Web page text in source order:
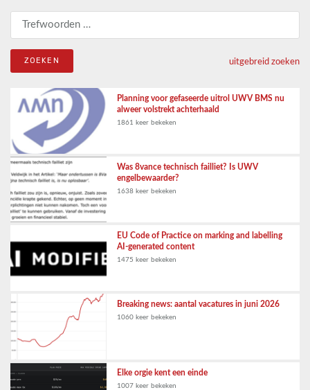
uitgebreid zoeken
Planning voor gefaseerde uitrol UWV BMS nu
alweer volstrekt achterhaald
1861 keer bekeken
Was 8vance technisch failliet? Is UWV
engelbewaarder?
1638 keer bekeken
EU Code of Practice on marking and labelling
AI-generated content
1475 keer bekeken
Breaking news: aantal vacatures in juni 2026
1060 keer bekeken
Elke orgie kent een einde
1007 keer bekeken